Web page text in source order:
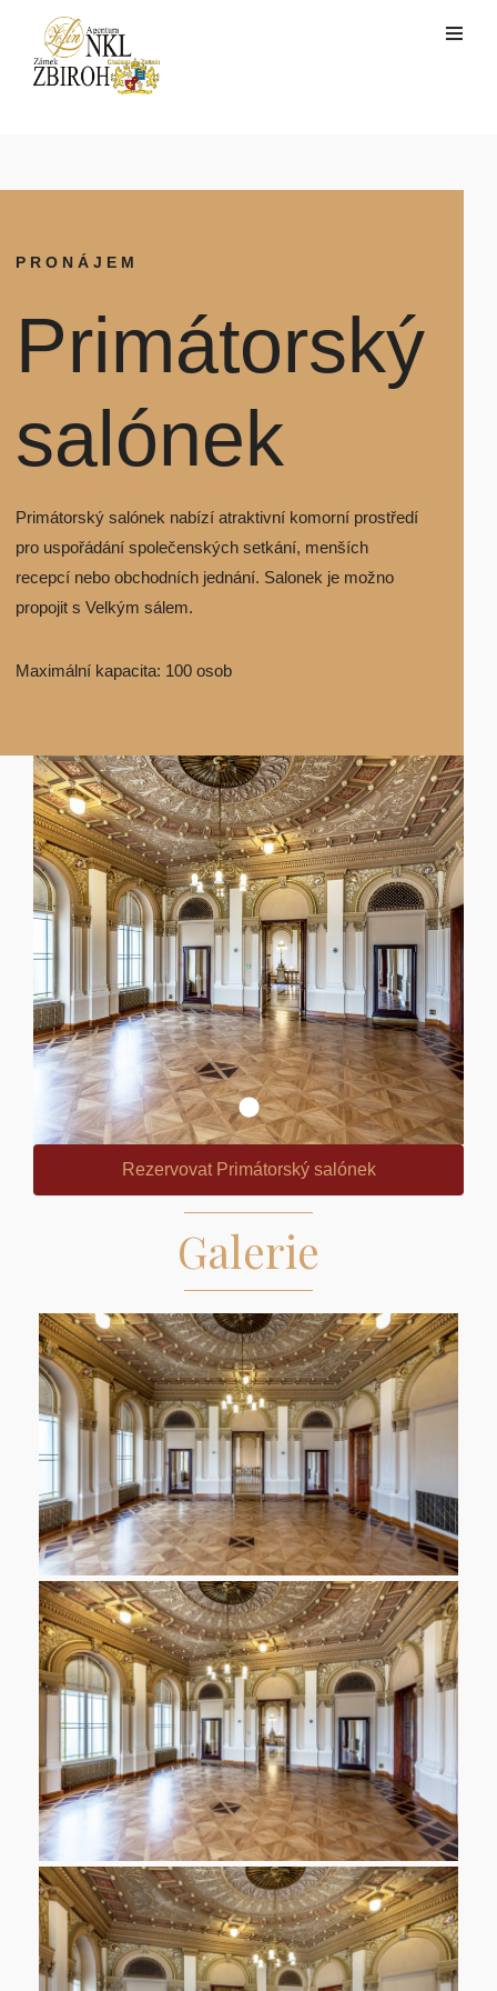
PRONÁJEM
Primátorský
salónek
Primátorský salónek nabízí atraktivní komorní prostředí
pro uspořádání společenských setkání, menších
recepcí nebo obchodních jednání. Salonek je možno
propojit s Velkým sálem.
Maximální kapacita: 100 osob
Rezervovat Primátorský salónek
Galerie